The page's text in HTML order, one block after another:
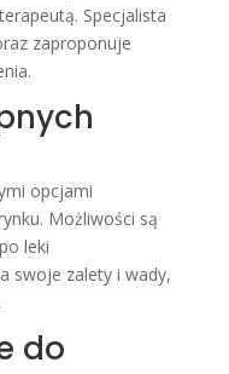
Specjalista
zaproponuje
opcjami
Możliwości są
leki
swoje zalety i wady,
do